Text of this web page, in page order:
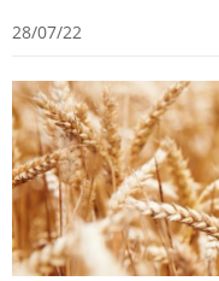
28/07/22